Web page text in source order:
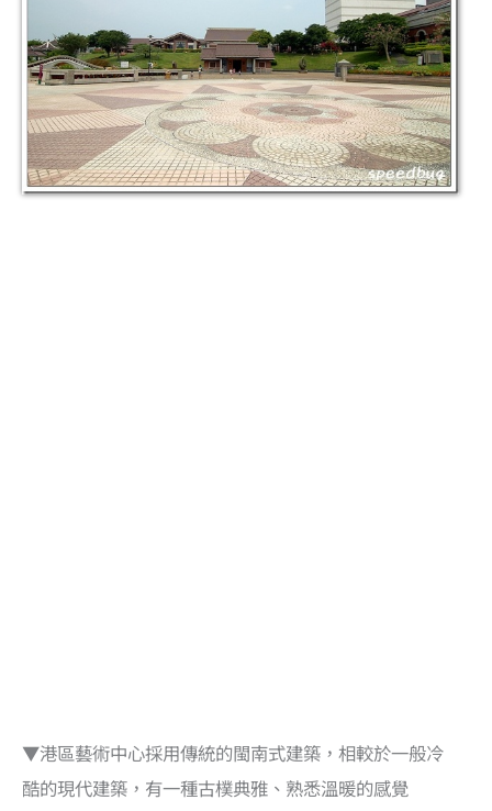
▼港區藝術中心採用傳統的閩南式建築，相較於一般冷
酷的現代建築，有一種古樸典雅、熟悉溫暖的感覺